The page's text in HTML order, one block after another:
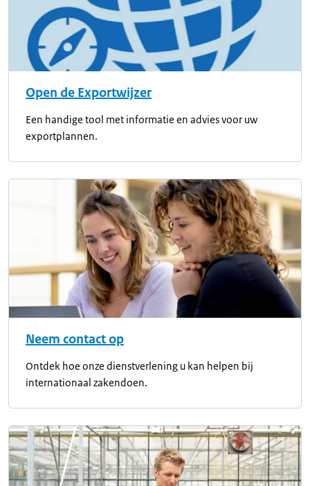
Open de Exportwijzer
Een handige tool met informatie en advies voor uw
exportplannen.
Neem contact op
Ontdek hoe onze dienstverlening u kan helpen bij
internationaal zakendoen.